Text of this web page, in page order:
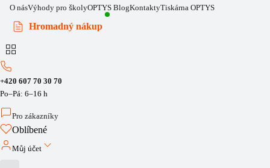
O násVýhody pro školyOPTYS BlogKontaktyTiskárna OPTYS
Hromadný nákup
+420 607 70 30 70
Po–Pá: 6–16 h
Pro zákazníky
Oblíbené
Můj účet